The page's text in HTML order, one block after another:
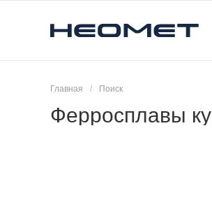
Главная / Поиск
Ферросплавы